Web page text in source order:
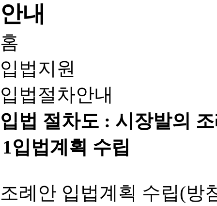
홈
입법지원
입법절차안내
입법 절차도 : 시장발의
1입법계획 수립
조례안 입법계획 수립(방